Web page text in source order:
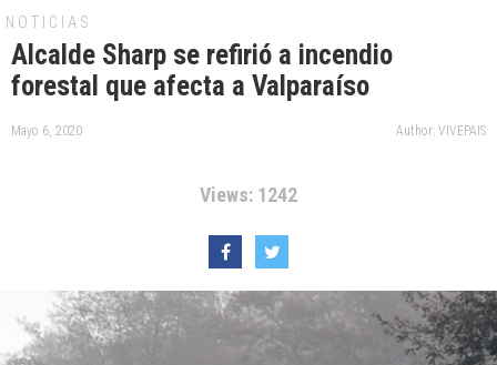
NOTICIAS
Alcalde Sharp se refirió a incendio
forestal que afecta a Valparaíso
Mayo 6, 2020 Author: VIVEPAIS
Views: 1242